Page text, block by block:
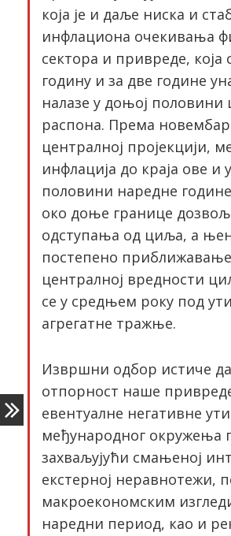
која је и даље ниска и
инфлациона очекивања
сектора и привреде, која
годину и за две године
налазе у доњој половини
распона. Према
централној пројекцији,
инфлација до краја ове и
половини наредне
око доње границе
одступања од циља, а
постепено приближавање
централној вредности
се у средњем року под
агрегатне тражње.
Извршни одбор истиче да
отпорност наше
евентуалне негативне
међународног окружења
захваљујући смањеној
екстерној неравнотежи,
макроекономским
наредни период, као и